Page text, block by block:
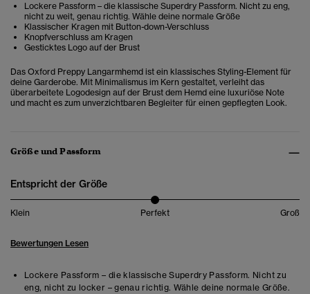
Lockere Passform – die klassische Superdry Passform. Nicht zu eng,
nicht zu weit, genau richtig. Wähle deine normale Größe
Klassischer Kragen mit Button-down-Verschluss
Knopfverschluss am Kragen
Gesticktes Logo auf der Brust
Das Oxford Preppy Langarmhemd ist ein klassisches Styling-Element für
deine Garderobe. Mit Minimalismus im Kern gestaltet, verleiht das
überarbeitete Logodesign auf der Brust dem Hemd eine luxuriöse Note
und macht es zum unverzichtbaren Begleiter für einen gepflegten Look.
Größe und Passform
Entspricht der Größe
Klein Perfekt Groß
Bewertungen Lesen
Lockere Passform – die klassische Superdry Passform. Nicht zu
eng, nicht zu locker – genau richtig. Wähle deine normale Größe.